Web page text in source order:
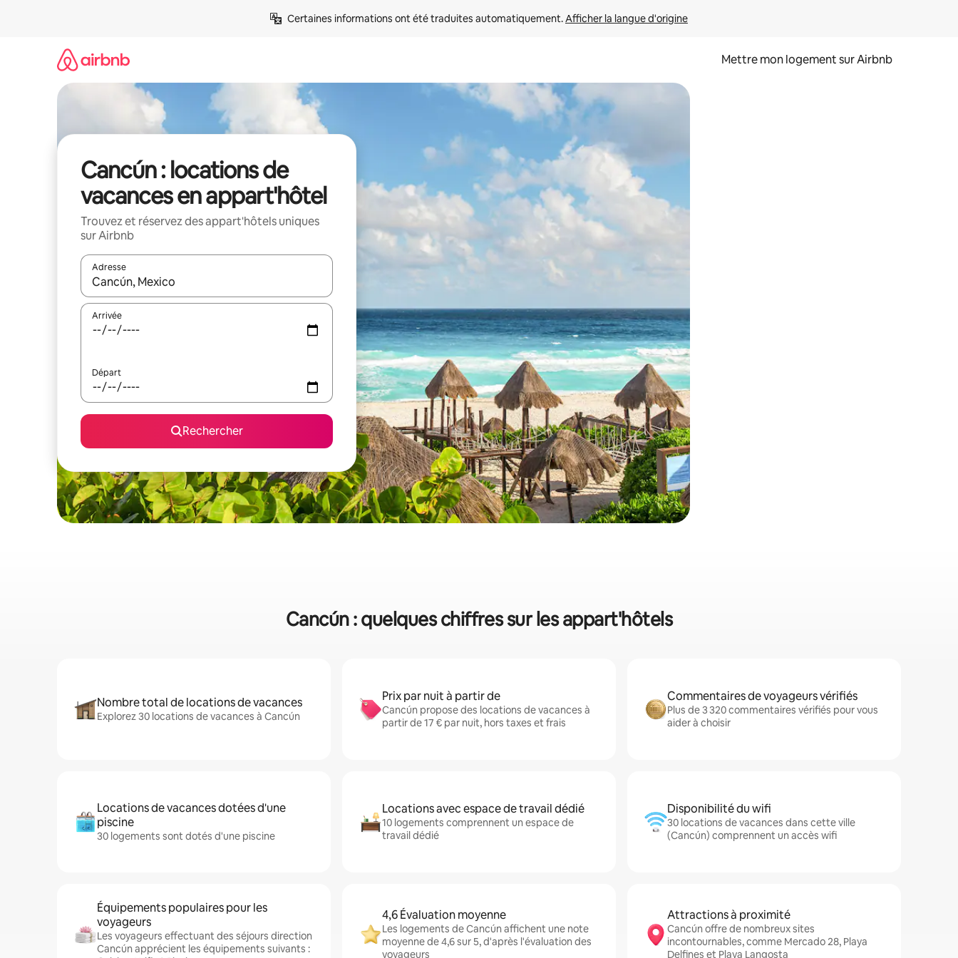
Certaines informations ont été traduites automatiquement. Afficher la langue d'origine
Mettre mon logement sur Airbnb
Cancún : locations de
vacances en appart'hôtel
Trouvez et réservez des appart'hôtels uniques
sur Airbnb
Adresse
Lorsque les résultats s'affichent, utilisez les flèches vers le haut et vers le bas pour les parcourir ou en appuyant et en faisant glisser.
Arrivée
Départ
Rechercher
Cancún : quelques chiffres sur les appart'hôtels
Nombre total de locations de vacances
Explorez 30 locations de vacances à Cancún
Prix par nuit à partir de
Cancún propose des locations de vacances à
partir de 17 € par nuit, hors taxes et frais
Commentaires de voyageurs vérifiés
Plus de 3 320 commentaires vérifiés pour vous
aider à choisir
Locations de vacances dotées d'une
piscine
30 logements sont dotés d'une piscine
Locations avec espace de travail dédié
10 logements comprennent un espace de
travail dédié
Disponibilité du wifi
30 locations de vacances dans cette ville
(Cancún) comprennent un accès wifi
Équipements populaires pour les
voyageurs
Les voyageurs effectuant des séjours direction
Cancún apprécient les équipements suivants :
4,6 Évaluation moyenne
Les logements de Cancún affichent une note
moyenne de 4,6 sur 5, d'après l'évaluation des
voyageurs
Attractions à proximité
Cancún offre de nombreux sites
incontournables, comme Mercado 28, Playa
Delfines et Playa Langosta